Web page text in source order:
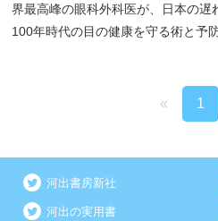
界最高峰の眼科外科医が、日本の遅
100年時代の目の健康を守る術と予
« 1
河出書房新社
河出の実用書